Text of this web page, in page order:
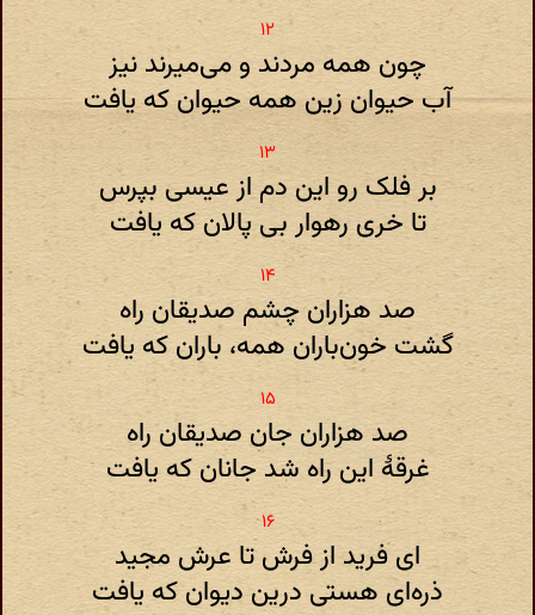
چون همه مردند و می‌میرند نیز
آب حیوان زین همه حیوان که یافت
بر فلک رو این دم از عیسی بپرس
تا خری رهوار بی پالان که یافت
صد هزاران چشم صدیقان راه
گشت خون‌باران همه، باران که یافت
صد هزاران جان صدیقان راه
غرقهٔ این راه شد جانان که یافت
ای فرید از فرش تا عرش مجید
ذره‌ای هستی درین دیوان که یافت